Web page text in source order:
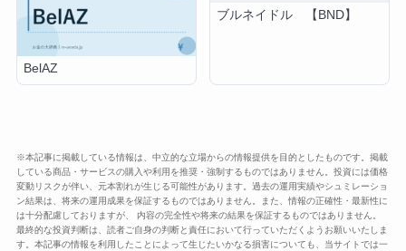
BelAZ
ブルネイドル 【BND】
※本記事に掲載している情報は、中立的な立場からの情報提供を目的としたものです。掲載
している商品・サービスの購入や利用を推奨・強制するものではありません。投資には価格
変動リスクが伴い、元本割れが生じる可能性があります。過去の運用実績やシュミレーショ
ン結果は、将来の運用成果を保証するものではありません。また、情報の正確性・最新性に
は十分配慮しておりますが、 内容の完全性や将来の結果を保証するものではありません。
最終的な投資判断は、読者ご自身の判断と責任において行っていただくようお願いいたしま
す。本記事の情報を利用したことによって生じたいかなる損害についても、当サイトでは一